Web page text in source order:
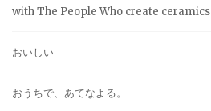
with The People Who create ceramics
おいしい
おうちで、あてなよる。